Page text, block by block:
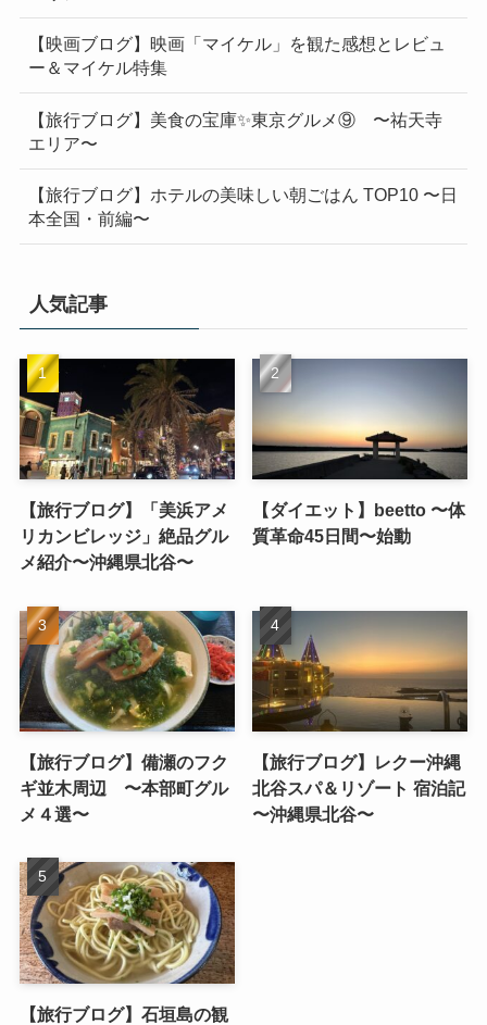
【映画ブログ】映画「マイケル」を観た感想とレビュ
ー＆マイケル特集
【旅行ブログ】美食の宝庫✨東京グルメ⑨ 〜祐天寺
エリア〜
【旅行ブログ】ホテルの美味しい朝ごはん TOP10 〜日
本全国・前編〜
人気記事
【旅行ブログ】「美浜アメ
リカンビレッジ」絶品グル
メ紹介〜沖縄県北谷〜
【ダイエット】beetto 〜体
質革命45日間〜始動
【旅行ブログ】備瀬のフク
ギ並木周辺 〜本部町グル
メ４選〜
【旅行ブログ】レクー沖縄
北谷スパ＆リゾート 宿泊記
〜沖縄県北谷〜
【旅行ブログ】石垣島の観